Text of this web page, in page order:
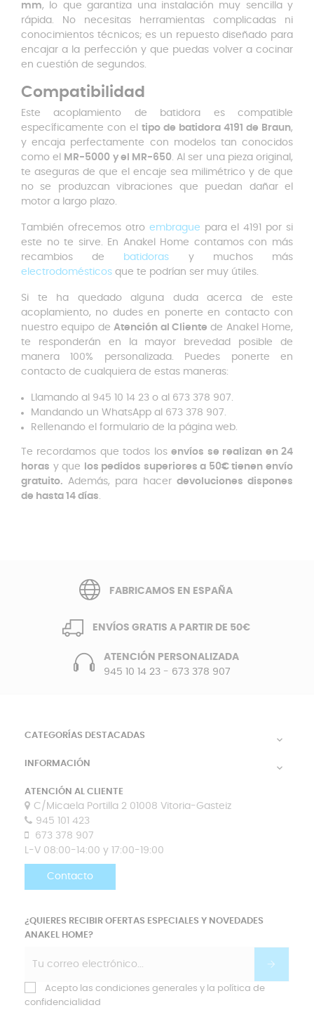
mm, lo que garantiza una instalación muy sencilla y
rápida. No necesitas herramientas complicadas ni
conocimientos técnicos; es un repuesto diseñado para
encajar a la perfección y que puedas volver a cocinar
en cuestión de segundos.
Compatibilidad
Este acoplamiento de batidora es compatible
específicamente con el tipo de batidora 4191 de Braun,
y encaja perfectamente con modelos tan conocidos
como el
MR-5000 y el MR-650. Al ser una pieza original,
te aseguras de que el encaje sea milimétrico y de que
no se produzcan vibraciones que puedan dañar el
motor a largo plazo.
También ofrecemos otro embrague para el 4191 por si
este no te sirve. En Anakel Home contamos con más
recambios de
batidoras y muchos más
electrodomésticos que te podrían ser muy útiles.
Si te ha quedado alguna duda acerca de este
acoplamiento, no dudes en ponerte en contacto con
nuestro equipo deAtención al Cliente de Anakel Home,
te responderán en la mayor brevedad posible de
manera 100% personalizada. Puedes ponerte en
contacto de cualquiera de estas maneras:
Llamando al 945 10 14 23 o al 673 378 907.
Mandando un WhatsApp al 673 378 907.
Rellenando el formulario de la página web.
Te recordamos que todos losenvíos se realizan en 24
horas y que
los pedidos superiores a 50€ tienen envío
gratuito. Además, para hacer devoluciones dispones
de hasta 14 días.
FABRICAMOS EN ESPAÑA
ENVÍOS GRATIS A PARTIR DE 50€
ATENCIÓN PERSONALIZADA
945 10 14 23- 673 378 907
CATEGORÍAS DESTACADAS 
INFORMACIÓN 
ATENCIÓN AL CLIENTE
C/Micaela Portilla 2 01008 Vitoria-Gasteiz
945 101 423
673 378 907
L-V 08:00-14:00 y 17:00-19:00
Contacto
¿QUIERES RECIBIR OFERTAS ESPECIALES Y NOVEDADES
ANAKEL HOME?
Acepto las condiciones generales y la política de
confidencialidad